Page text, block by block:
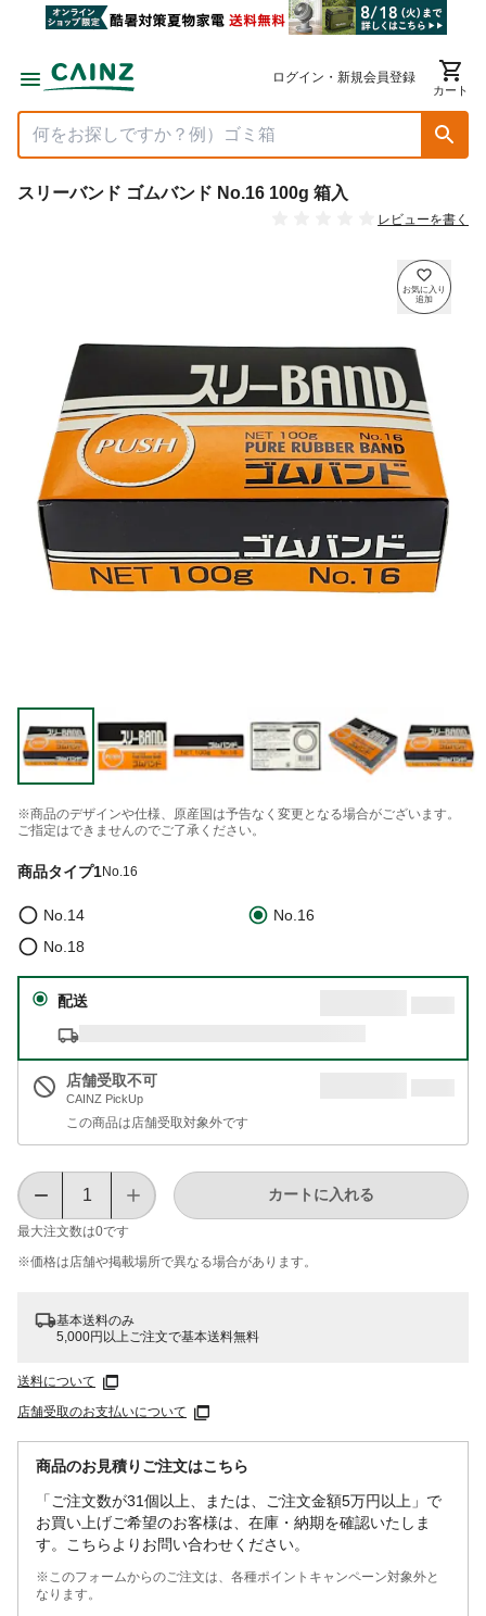
ログイン・新規会員登録
カート
スリーバンド ゴムバンド No.16 100g 箱入
レビューを書く
※商品のデザインや仕様、原産国は予告なく変更となる場合がございます。
ご指定はできませんのでご了承ください。
商品タイプ1No.16
No.14
No.16
No.18
配送
店舗受取不可
CAINZ PickUp
この商品は店舗受取対象外です
最大注文数は0です
カートに入れる
※価格は​店舗や​掲載場所で​異なる​場合が​あります。
基本送料のみ
5,000円以上ご注文で基本送料無料
送料について
店舗受取のお支払いについて
商品のお見積りご注文はこちら
「ご注文数が31個以上、または、ご注文金額5万円以上」で
お買い上げご希望のお客様は、在庫・納期を確認いたしま
す。こちらよりお問い合わせください。
※このフォームからのご注文は、各種ポイントキャンペーン対象外と
なります。